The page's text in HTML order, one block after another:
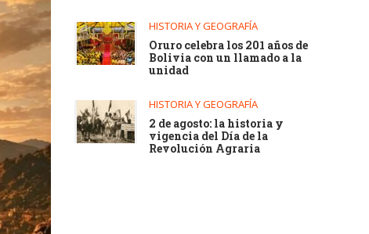
HISTORIA Y GEOGRAFÍA
Oruro celebra los 201 años de
Bolivia con un llamado a la
unidad
HISTORIA Y GEOGRAFÍA
2 de agosto: la historia y
vigencia del Día de la
Revolución Agraria